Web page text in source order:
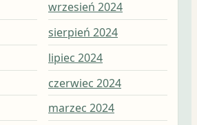
wrzesień 2024
sierpień 2024
lipiec 2024
czerwiec 2024
marzec 2024